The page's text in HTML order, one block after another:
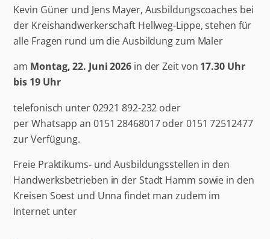
Kevin Güner und Jens Mayer, Ausbildungscoaches bei
der Kreishandwerkerschaft Hellweg-Lippe, stehen für
alle Fragen rund um die Ausbildung zum Maler
am Montag, 22. Juni 2026 in der Zeit von 17.30 Uhr
bis 19 Uhr
telefonisch unter 02921 892-232 oder
per Whatsapp an 0151 28468017 oder 0151 72512477
zur Verfügung.
Freie Praktikums- und Ausbildungsstellen in den
Handwerksbetrieben in der Stadt Hamm sowie in den
Kreisen Soest und Unna findet man zudem im
Internet unter